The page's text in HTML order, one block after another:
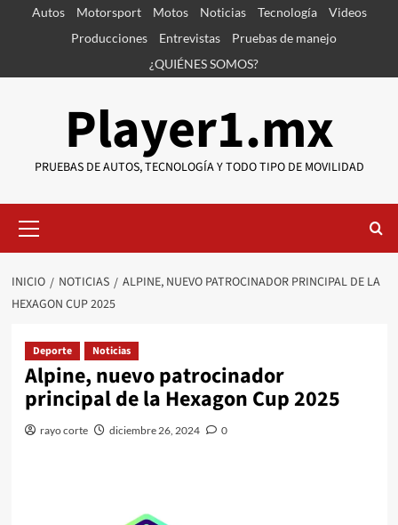
SaltarAutos Motorsport Motos Noticias Tecnología
Videos
Producciones
Entrevistas
Pruebas de manejo
¿QUIÉNES SOMOS?
Player1.mx
PRUEBAS DE AUTOS, TECNOLOGÍA Y TODO TIPO DE MOVILIDAD
primario
INICIO NOTICIAS
ALPINE, NUEVO PATROCINADOR PRINCIPAL DE LA
HEXAGON CUP 2025
Deporte Noticias
Alpine, nuevo patrocinador
principal de la Hexagon Cup 2025
rayo corte diciembre 26, 2024 0